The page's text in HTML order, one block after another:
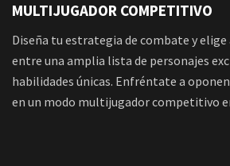
MULTIJUGADOR COMPETITIVO
Diseña tu estrategia de combate y
entre una amplia lista de personajes
habilidades únicas. Enfréntate a
en un modo multijugador competitivo